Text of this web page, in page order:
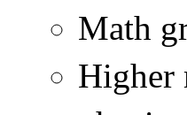
Math
Higher